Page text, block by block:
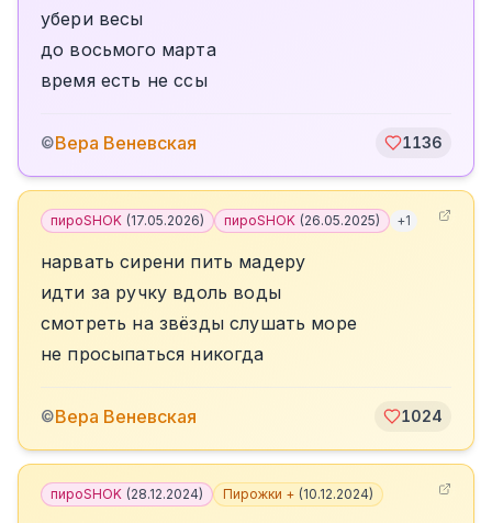
убери весы
до восьмого марта
время есть не ссы
©Вера Веневская 1136
пироSHOK (17.05.2026) пироSHOK (26.05.2025) +1
нарвать сирени пить мадеру
идти за ручку вдоль воды
смотреть на звёзды слушать море
не просыпаться никогда
©Вера Веневская 1024
пироSHOK (28.12.2024) Пирожки + (10.12.2024)